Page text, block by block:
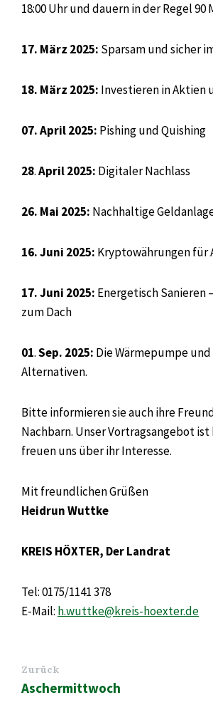
18:00 Uhr und dauern in der Regel 90
17. März 2025: Sparsam und sicher
18. März 2025: Investieren in Aktien
07. April 2025: Pishing und Quishing
28.April 2025: Digitaler Nachlass
26. Mai 2025: Nachhaltige
16. Juni 2025: Kryptowährungen für
17. Juni 2025: Energetisch Sanieren
zum Dach
01.Sep. 2025: Die Wärmepumpe
Alternativen.
Bitte informieren sie auch ihre
Nachbarn. Unser Vortragsangebot
freuen uns über ihr Interesse.
Mit freundlichen Grüßen
Heidrun Wuttke
KREIS HÖXTER, Der Landrat
Tel: 0175/1141 378
E-Mail: h.wuttke@kreis-hoexter.de
Zurück
Aschermittwoch